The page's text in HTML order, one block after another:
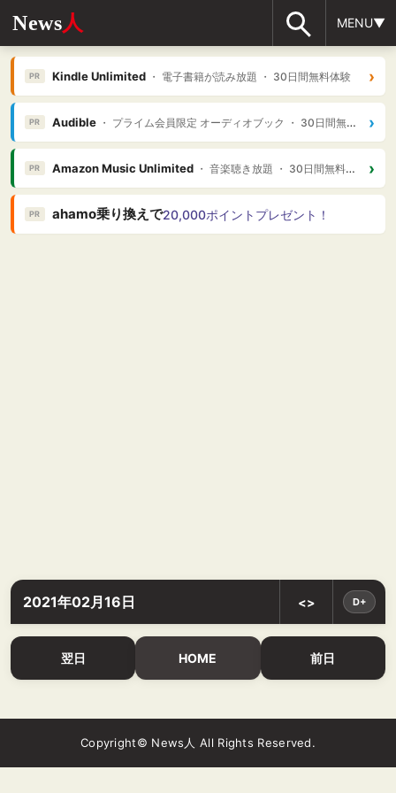
News人 MENU▼
PR Kindle Unlimited・ 電子書籍が読み放題 ・ 30日間無料体験 ›
PR Audible・ プライム会員限定 オーディオブック ・ 30日間無料体験 ›
PR Amazon Music Unlimited・ 音楽聴き放題 ・ 30日間無料体験 ›
PR ahamo乗り換えで20,000ポイントプレゼント！
2021年02月16日 <> D+
翌日 HOME 前日
Copyright© News人 All Rights Reserved.